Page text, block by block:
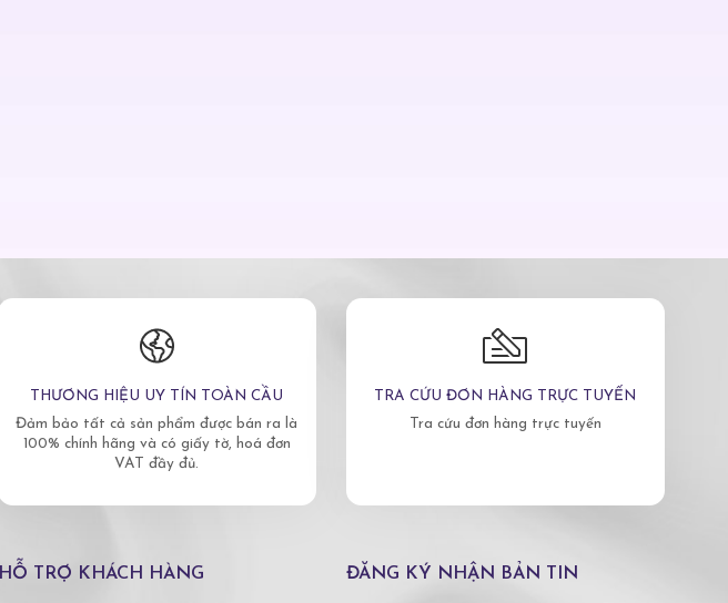
THƯƠNG HIỆU UY TÍN TOÀN CẦU
Đảm bảo tất cả sản phẩm được bán ra là
100% chính hãng và có giấy tờ, hoá đơn
VAT đầy đủ.
TRA CỨU ĐƠN HÀNG TRỰC TUYẾN
Tra cứu đơn hàng trực tuyến
HỖ TRỢ KHÁCH HÀNG ĐĂNG KÝ NHẬN BẢN TIN